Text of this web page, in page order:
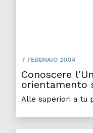
7 FEBBRAIO 2004
Conoscere
orientamento
Alle superiori a tu